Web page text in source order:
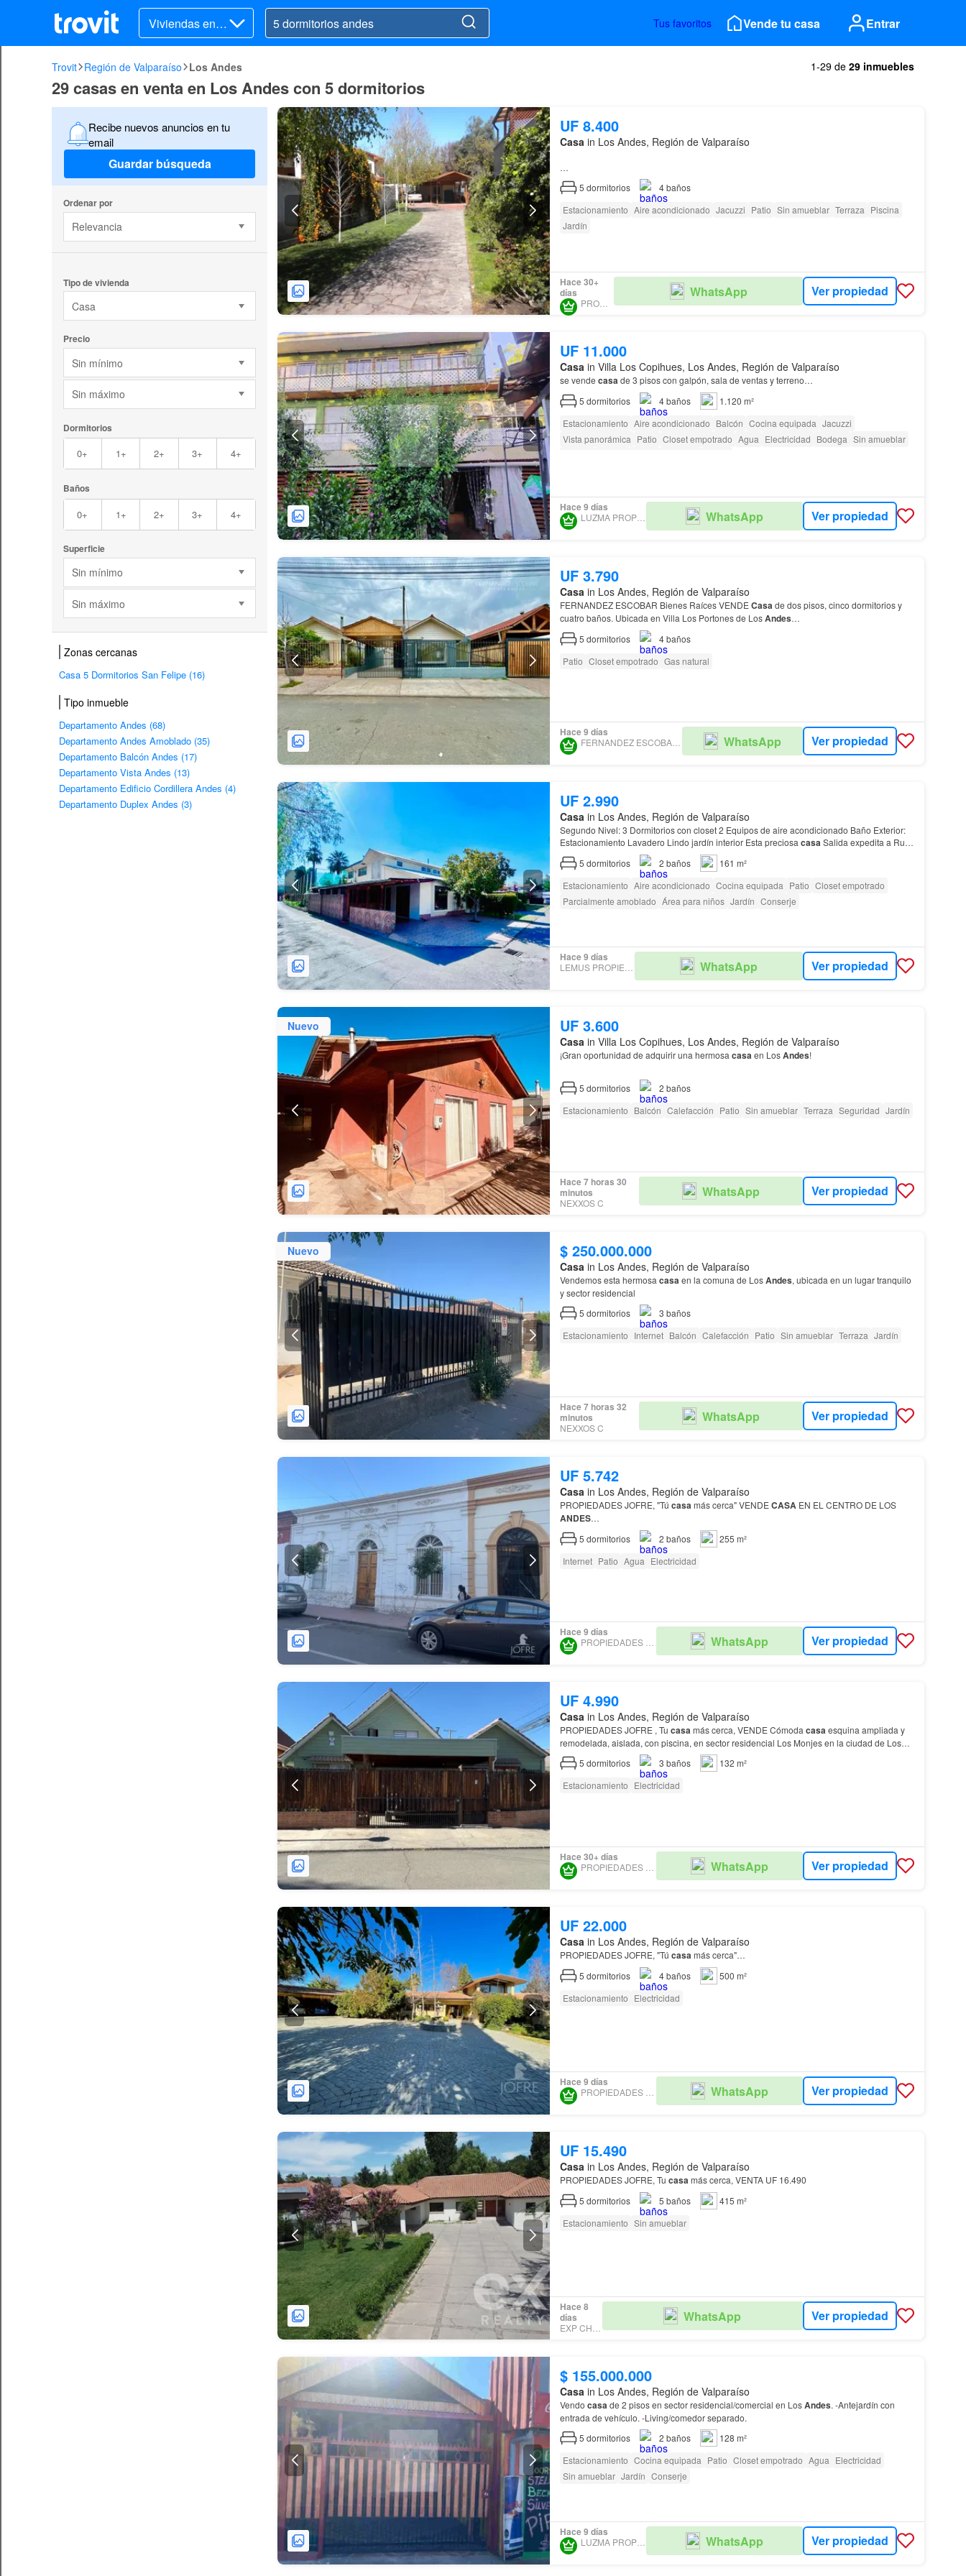
Viviendas en v
enta
Tus favoritos Vende tu casa Entrar
Trovit Región de Valparaíso Los Andes 1-29 de 29 inmuebles
29 casas en venta en Los Andes con 5 dormitorios
Recibe nuevos anuncios en tu
email
Guardar búsqueda
Ordenar por
Relevancia
Tipo de vivienda
Casa
Precio
Sin mínimo
Sin máximo
Dormitorios
0+ 1+ 2+ 3+ 4+
Baños
0+ 1+ 2+ 3+ 4+
Superficie
Sin mínimo
Sin máximo
Zonas cercanas
Casa 5 Dormitorios San Felipe (16)
Tipo inmueble
Departamento Andes (68)
Departamento Andes Amoblado (35)
Departamento Balcón Andes (17)
Departamento Vista Andes (13)
Departamento Edificio Cordillera Andes (4)
Departamento Duplex Andes (3)
UF 8.400
Casain Los Andes, Región de Valparaíso
Amplia
de dos pisos, ubicada en pasaje cerrado, a sólo 2 cuadras de Avenida Santa
Teresa…
5 dormitorios 4baños
Estacionamiento Aire acondicionado Jacuzzi Patio Sin amueblar Terraza Piscina
Jardín
Hace 30+
días
PROURBE
WhatsApp Ver propiedad
UF 11.000
Casa in Villa Los Copihues, Los Andes, Región de Valparaíso
se vende casade 3 pisos con galpón, sala de ventas y terreno…
5 dormitorios 4baños
1.120 m²
Estacionamiento Aire acondicionado Balcón Cocina equipada Jacuzzi
Vista panorámica Patio Closet empotrado Agua Electricidad Bodega Sin amueblar
Hace 9 días
LUZMA PROPIEDADES WhatsApp Ver propiedad
UF 3.790
Casa in Los Andes, Región de Valparaíso
FERNANDEZ ESCOBAR Bienes Raíces VENDE Casade dos pisos, cinco dormitorios y
cuatro baños. Ubicada en Villa Los Portones de LosAndes…
5 dormitorios 4baños
Patio Closet empotrado Gas natural
Hace 9 días
FERNANDEZ ESCOBAR BIENES RAÍCES WhatsApp Ver propiedad
UF 2.990
Casa in Los Andes, Región de Valparaíso
Segundo Nivel: 3 Dormitorios con closet 2 Equipos de aire acondicionado Baño Exterior:
Estacionamiento Lavadero Lindo jardín interior Esta preciosa casaSalida expedita a Ruta
Los Libertadores, CH 60, San Felipe, Calle Lar…
5 dormitorios 2 baños
161 m²
Estacionamiento Aire acondicionado Cocina equipada Patio Closet empotrado
Parcialmente amoblado Área para niños Jardín Conserje
Hace 9 días
LEMUS PROPIEDADES WhatsApp Ver propiedad
Nuevo UF 3.600
Casa in Villa Los Copihues, Los Andes, Región de Valparaíso
¡Gran oportunidad de adquirir una hermosa casaen LosAndes!
No pierdas la oportunidad de convertir esta
5 dormitorios 2 baños
Estacionamiento Balcón Calefacción Patio Sin amueblar Terraza Seguridad Jardín
Hace 7 horas 30
minutos
NEXXOS C
WhatsApp Ver propiedad
Nuevo $ 250.000.000
Casa in Los Andes, Región de Valparaíso
Vendemos esta hermosa casaen la comuna de LosAndes, ubicada en un lugar tranquilo
y sector residencial
5 dormitorios 3 baños
Estacionamiento Internet Balcón Calefacción Patio Sin amueblar Terraza Jardín
Hace 7 horas 32
minutos
NEXXOS C
WhatsApp Ver propiedad
UF 5.742
Casa in Los Andes, Región de Valparaíso
PROPIEDADES JOFRE, "Tú casamás cerca" VENDE CASA EN EL CENTRO DE LOS
ANDES…
5 dormitorios 2 baños
255 m²
Internet Patio Agua Electricidad
Hace 9 días
WhatsApp Ver propiedad
UF 4.990
Casa in Los Andes, Región de Valparaíso
PROPIEDADES JOFRE , Tu casamás cerca, VENDE Cómoda casaesquina ampliada y
remodelada, aislada, con piscina, en sector residencial Los Monjes en la ciudad de Los
Andes
5 dormitorios 3 baños
132 m²
Estacionamiento Electricidad
Hace 30+ días
WhatsApp Ver propiedad
UF 22.000
Casa in Los Andes, Región de Valparaíso
PROPIEDADES JOFRE, "Tú casamás cerca"…
5 dormitorios 4baños
500 m²
Estacionamiento Electricidad
Hace 9 días
WhatsApp Ver propiedad
UF 15.490
Casa in Los Andes, Región de Valparaíso
PROPIEDADES JOFRE, Tu casamás cerca, VENTA UF 16.490
5 dormitorios 5 baños
415 m²
Estacionamiento Sin amueblar
Hace 8
días
WhatsApp Ver propiedad
$ 155.000.000
Casa in Los Andes, Región de Valparaíso
Vendo casade 2 pisos en sector residencial/comercial en LosAndes. -Antejardín con
entrada de vehículo. -Living/comedor separado.
5 dormitorios 2 baños
128 m²
Estacionamiento Cocina equipada Patio Closet empotrado Agua Electricidad
Sin amueblar Jardín Conserje
Hace 9 días
LUZMA PROPIEDADES WhatsApp Ver propiedad